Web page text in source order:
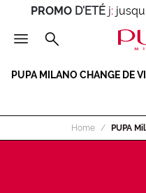
PROMO D'ETÉ j:
PUPA MILANO CHANGE DE
Home PUPA